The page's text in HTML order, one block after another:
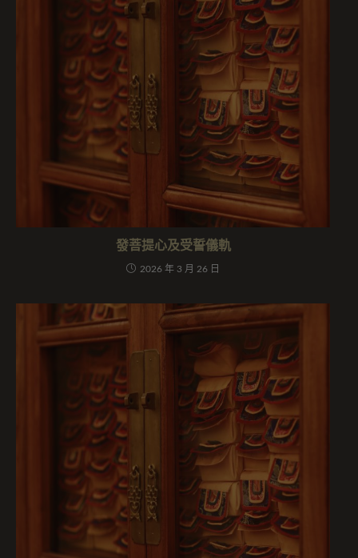
發菩提心及受誓儀軌
2026 年 3 月 26 日